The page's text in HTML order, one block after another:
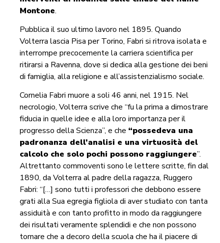
Montone.
Pubblica il suo ultimo lavoro nel 1895. Quando
Volterra lascia Pisa per Torino, Fabri si ritrova isolata e
interrompe precocemente la carriera scientifica per
ritirarsi a Ravenna, dove si dedica alla gestione dei beni
di famiglia, alla religione e all’assistenzialismo sociale.
Cornelia Fabri muore a soli 46 anni, nel 1915. Nel
necrologio, Volterra scrive che “fu la prima a dimostrare
fiducia in quelle idee e alla loro importanza per il
progresso della Scienza”, e che “possedeva una
padronanza dell’analisi e una virtuosità del
calcolo che solo pochi possono raggiungere”.
Altrettanto commoventi sono le lettere scritte, fin dal
1890, da Volterra al padre della ragazza, Ruggero
Fabri: “[…] sono tutti i professori che debbono essere
grati alla Sua egregia figliola di aver studiato con tanta
assiduità e con tanto profitto in modo da raggiungere
dei risultati veramente splendidi e che non possono
tornare che a decoro della scuola che ha il piacere di